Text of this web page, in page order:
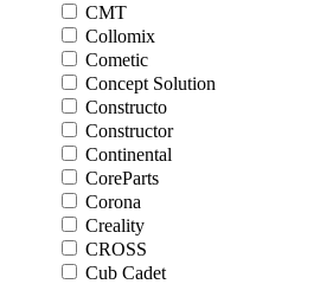
CMT
Collomix
Cometic
Concept Solution
Constructo
Constructor
Continental
CoreParts
Corona
Creality
CROSS
Cub Cadet